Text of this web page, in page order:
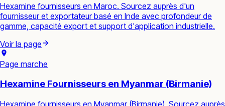
Hexamine fournisseurs en Maroc. Sourcez auprès d'un
fournisseur et exportateur basé en Inde avec profondeur de
gamme, capacité export et support d'application industrielle.
Voir la page
Page marche
Hexamine Fournisseurs en Myanmar (Birmanie)